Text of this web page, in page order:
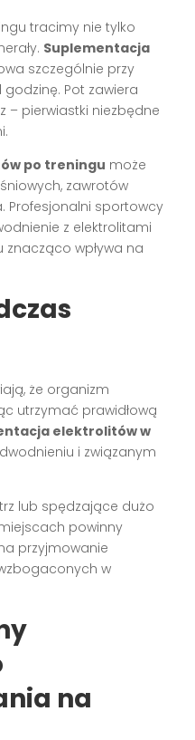
tracimy nie tylko
Suplementacja
szczególnie przy
Pot zawiera
– pierwiastki niezbędne
po treningu może
zawrotów
Profesjonalni sportowcy
z elektrolitami
znacząco wpływa na
że organizm
utrzymać prawidłową
elektrolitów w
i związanym
lub spędzające dużo
powinny
przyjmowanie
w
na